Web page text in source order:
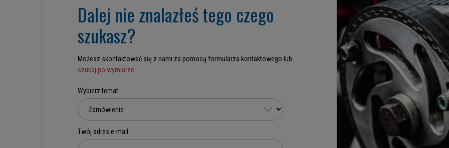
Dalej nie znalazłeś tego czego
szukasz?
Możesz skontaktować się z nami za pomocą formularza kontaktowego lub
szukaj po wymiarze